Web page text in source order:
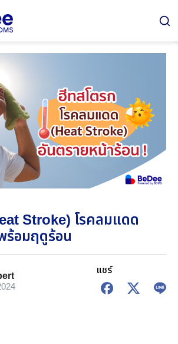
Stroke) โรคลมแดด
ร้อมฤดูร้อน
แชร์